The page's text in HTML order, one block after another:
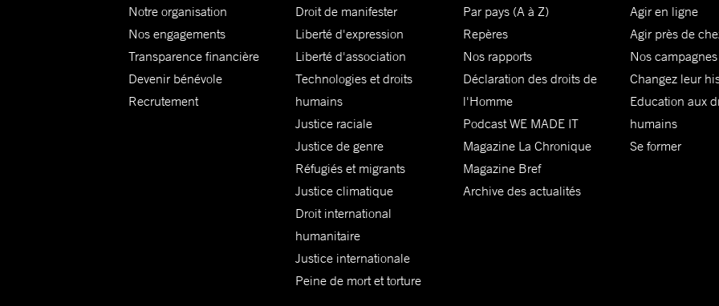
Notre organisation
Nos engagements
Transparence financière
Devenir bénévole
Recrutement
Droit de manifester
Liberté d'expression
Liberté d'association
Technologies et droits
humains
Justice raciale
Justice de genre
Réfugiés et migrants
Justice climatique
Droit international
humanitaire
Justice internationale
Peine de mort et torture
Par pays (A à Z)
Repères
Nos rapports
Déclaration des droits de
l'Homme
Podcast WE MADE IT
Magazine La Chronique
Magazine Bref
Archive des actualités
Agir en ligne
Agir près de
Nos campagnes
Changez leur
Education aux
humains
Se former